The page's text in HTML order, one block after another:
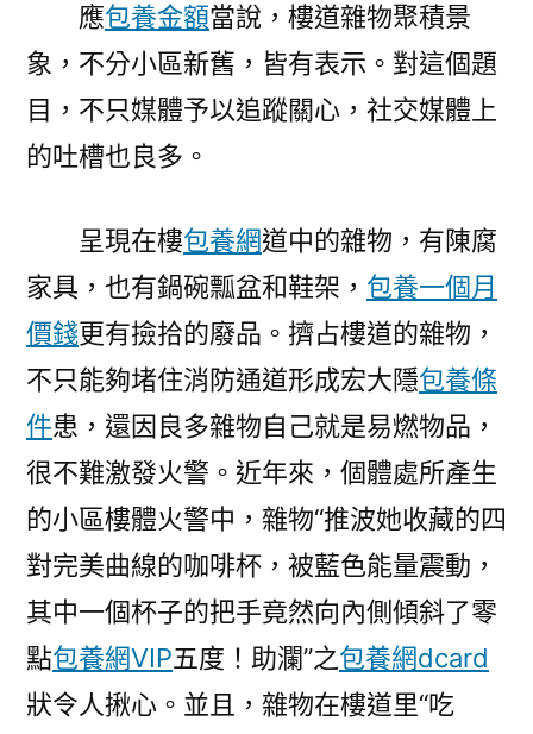
應包養金額當說，樓道雜物聚積景
象，不分小區新舊，皆有表示。對這個題
目，不只媒體予以追蹤關心，社交媒體上
的吐槽也良多。
呈現在樓包養網道中的雜物，有陳腐
家具，也有鍋碗瓢盆和鞋架， 包養一個月
價錢更有撿拾的廢品。擠占樓道的雜物，
不只能夠堵住消防通道形成宏大隱包養條
件患，還因良多雜物自己就是易燃物品，
很不難激發火警。近年來，個體處所產生
的小區樓體火警中，雜物“推波她收藏的四
對完美曲線的咖啡杯，被藍色能量震動，
其中一個杯子的把手竟然向內側傾斜了零
點包養網VIP五度！助瀾”之包養網dcard
狀令人揪心。並且，雜物在樓道里“吃